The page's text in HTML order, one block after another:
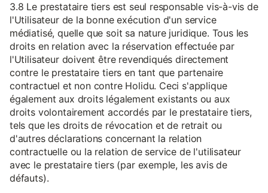
3.8 Le prestataire tiers est seul responsable vis-à-vis de
l'Utilisateur de la bonne exécution d'un service
médiatisé, quelle que soit sa nature juridique. Tous les
droits en relation avec la réservation effectuée par
l'Utilisateur doivent être revendiqués directement
contre le prestataire tiers en tant que partenaire
contractuel et non contre Holidu. Ceci s'applique
également aux droits légalement existants ou aux
droits volontairement accordés par le prestataire tiers,
tels que les droits de révocation et de retrait ou
d'autres déclarations concernant la relation
contractuelle ou la relation de service de l'utilisateur
avec le prestataire tiers (par exemple, les avis de
défauts).